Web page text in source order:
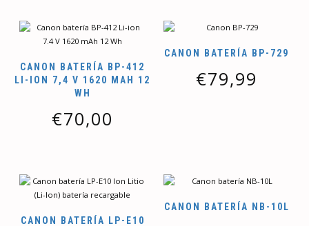
CANON BATERÍA BP-412
LI-ION 7,4 V 1620 MAH 12
WH
€70,00
CANON BATERÍA BP-729
€79,99
CANON BATERÍA LP-E10
CANON BATERÍA NB-10L